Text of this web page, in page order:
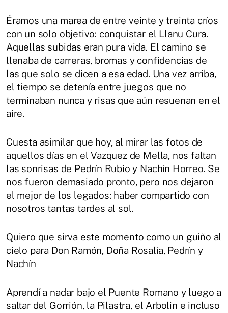
Éramos una marea de entre veinte y treinta críos
con un solo objetivo: conquistar el Llanu Cura.
Aquellas subidas eran pura vida. El camino se
llenaba de carreras, bromas y confidencias de
las que solo se dicen a esa edad. Una vez arriba,
el tiempo se detenía entre juegos que no
terminaban nunca y risas que aún resuenan en el
aire.
Cuesta asimilar que hoy, al mirar las fotos de
aquellos días en el Vazquez de Mella, nos faltan
las sonrisas de Pedrín Rubio y Nachín Horreo. Se
nos fueron demasiado pronto, pero nos dejaron
el mejor de los legados: haber compartido con
nosotros tantas tardes al sol.
Quiero que sirva este momento como un guiño al
cielo para Don Ramón, Doña Rosalía, Pedrín y
Nachín
Aprendí a nadar bajo el Puente Romano y luego a
saltar del Gorrión, la Pilastra, el Arbolin e incluso